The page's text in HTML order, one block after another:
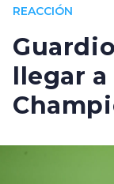
REACCIÓN
llegar